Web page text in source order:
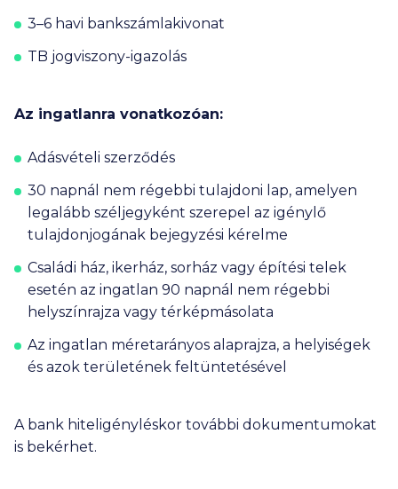
3–6 havi bankszámlakivonat
TB jogviszony-igazolás
Az ingatlanra vonatkozóan:
Adásvételi szerződés
30 napnál nem régebbi tulajdoni lap, amelyen
legalább széljegyként szerepel az igénylő
tulajdonjogának bejegyzési kérelme
Családi ház, ikerház, sorház vagy építési telek
esetén az ingatlan 90 napnál nem régebbi
helyszínrajza vagy térképmásolata
Az ingatlan méretarányos alaprajza, a helyiségek
és azok területének feltüntetésével
A bank hiteligényléskor további dokumentumokat
is bekérhet.